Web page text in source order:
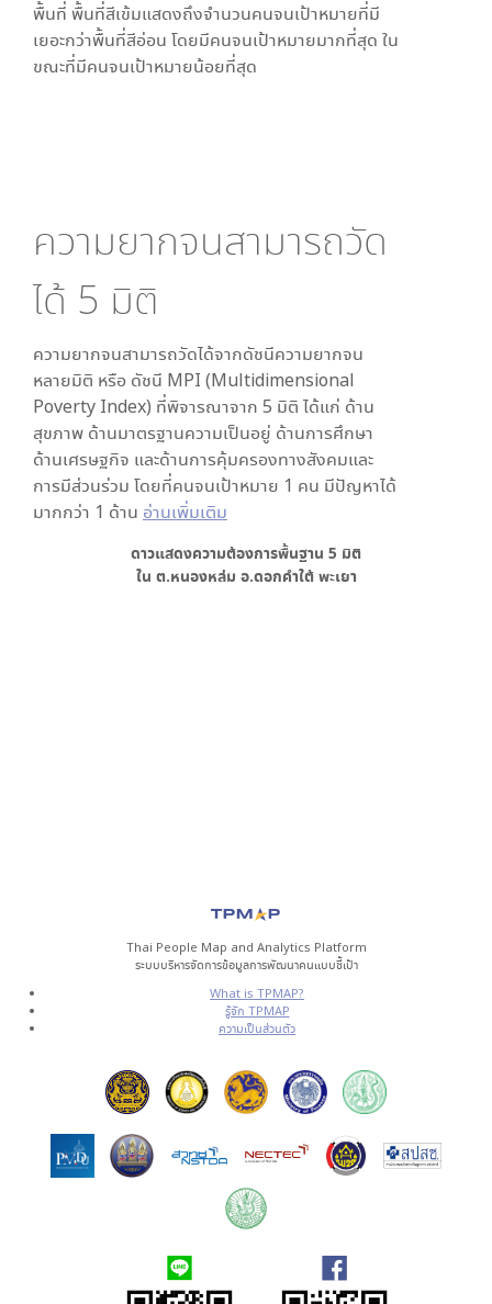
พื้นที่ พื้นที่สีเข้มแสดงถึงจำนวนคนจนเป้าหมายที่มี
เยอะกว่าพื้นที่สีอ่อน โดยมีคนจนเป้าหมายมากที่สุด ใน
ขณะที่มีคนจนเป้าหมายน้อยที่สุด
ความยากจนสามารถวัด
ได้ 5 มิติ
ความยากจนสามารถวัดได้จากดัชนีความยากจน
หลายมิติ หรือ ดัชนี MPI (Multidimensional
Poverty Index) ที่พิจารณาจาก 5 มิติ ได้แก่ ด้าน
สุขภาพ ด้านมาตรฐานความเป็นอยู่ ด้านการศึกษา
ด้านเศรษฐกิจ และด้านการคุ้มครองทางสังคมและ
การมีส่วนร่วม โดยที่คนจนเป้าหมาย 1 คน มีปัญหาได้
มากกว่า 1 ด้าน อ่านเพิ่มเติม
ดาวแสดงความต้องการพื้นฐาน 5 มิติ
ใน ต.หนองหล่ม อ.ดอกคำใต้ พะเยา
Thai People Map and Analytics Platform
ระบบบริหารจัดการข้อมูลการพัฒนาคนแบบชี้เป้า
What is TPMAP?
รู้จัก TPMAP
ความเป็นส่วนตัว